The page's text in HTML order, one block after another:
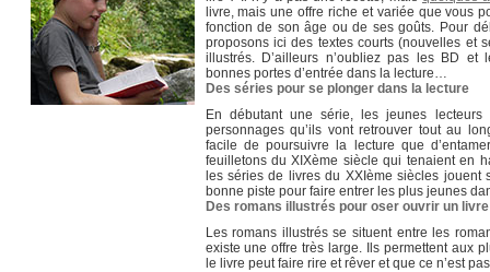
livre, mais une offre riche et variée que vous
fonction de son âge ou de ses goûts. Pour
proposons ici des textes courts (nouvelles et
illustrés. D’ailleurs n’oubliez pas les BD et
bonnes portes d’entrée dans la lecture…
Des séries pour se plonger dans la lecture
En débutant une série, les jeunes
personnages qu’ils vont retrouver tout au
facile de poursuivre la lecture que
feuilletons du XIXème siècle qui tenaient en
les séries de livres du XXIème siècles jouent
bonne piste pour faire entrer les plus jeunes
Des romans illustrés pour oser ouvrir un livre
Les romans illustrés se situent entre les
existe une offre très large. Ils permettent aux
le livre peut faire rire et rêver et que ce n’est